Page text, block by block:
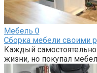
Мебель 0
Сборка мебели своими
Каждый
жизни, но покупал